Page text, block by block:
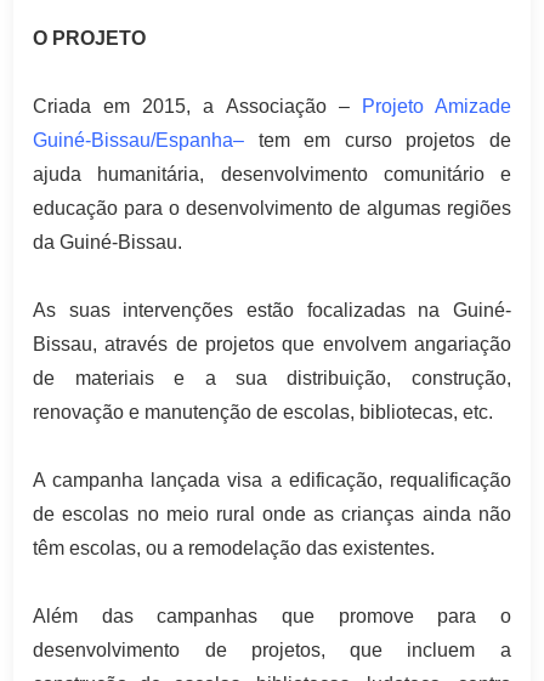
O PROJETO
Criada em 2015, a Associação – Projeto Amizade
Guiné-Bissau/Espanha– tem em curso projetos de
ajuda humanitária, desenvolvimento comunitário e
educação para o desenvolvimento de algumas regiões
da Guiné-Bissau.
As suas intervenções estão focalizadas na Guiné-
Bissau, através de projetos que envolvem angariação
de materiais e a sua distribuição, construção,
renovação e manutenção de escolas, bibliotecas, etc.
A campanha lançada visa a edificação, requalificação
de escolas no meio rural onde as crianças ainda não
têm escolas, ou a remodelação das existentes.
Além das campanhas que promove para o
desenvolvimento de projetos, que incluem a